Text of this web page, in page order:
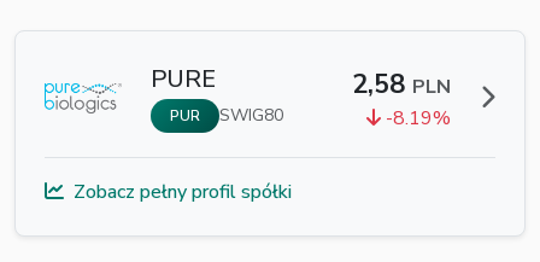
PURE
PUR SWIG80
2,58 PLN
-8.19%
Zobacz pełny profil spółki